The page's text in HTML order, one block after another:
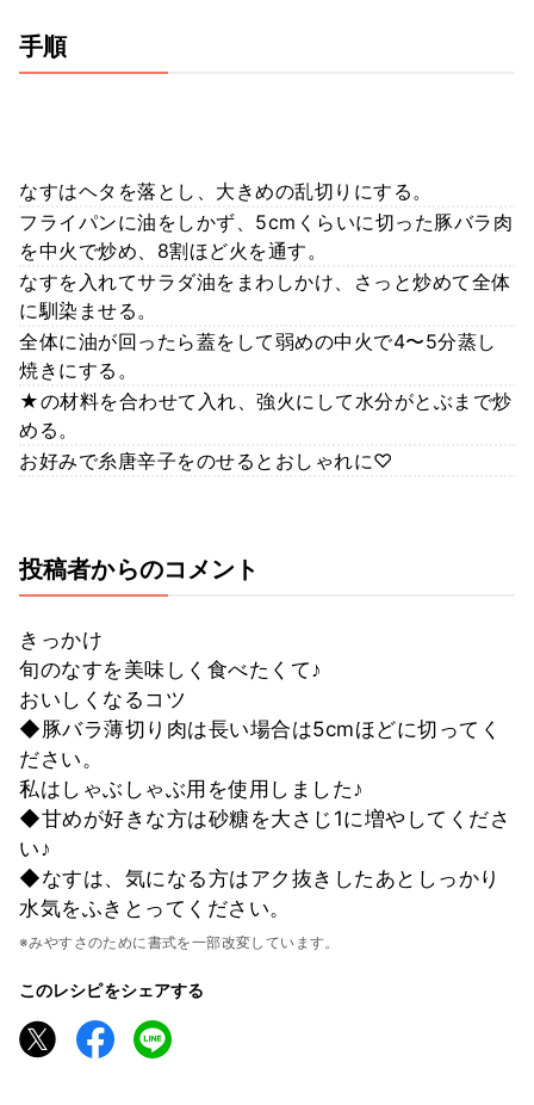
手順
なすはヘタを落とし、大きめの乱切りにする。
フライパンに油をしかず、5cmくらいに切った豚バラ肉
を中火で炒め、8割ほど火を通す。
なすを入れてサラダ油をまわしかけ、さっと炒めて全体
に馴染ませる。
全体に油が回ったら蓋をして弱めの中火で4〜5分蒸し
焼きにする。
★の材料を合わせて入れ、強火にして水分がとぶまで炒
める。
お好みで糸唐辛子をのせるとおしゃれに♡
投稿者からのコメント
きっかけ
旬のなすを美味しく食べたくて♪
おいしくなるコツ
◆豚バラ薄切り肉は長い場合は5cmほどに切ってく
ださい。
私はしゃぶしゃぶ用を使用しました♪
◆甘めが好きな方は砂糖を大さじ1に増やしてくださ
い♪
◆なすは、気になる方はアク抜きしたあとしっかり
水気をふきとってください。
※みやすさのために書式を一部改変しています。
このレシピをシェアする